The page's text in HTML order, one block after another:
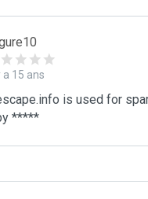
a 15 ans
is used for
*****